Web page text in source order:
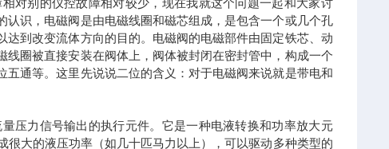
对别的仪控故障相对较少，现在我就这个问题一起和大家讨
识，电磁阀是由电磁线圈和磁芯组成，是包含一个或几个孔
到改变流体方向的目的。电磁阀的电磁部件由固定铁芯、动
圈被直接安装在阀体上，阀体被封闭在密封管中，构成一个
通等。这里先说说二位的含义：对于电磁阀来说就是带电和
压力信号输出的执行元件。它是一种电液转换和功率放大元
大的液压功率（如几十匹马力以上），可以驱动多种类型的